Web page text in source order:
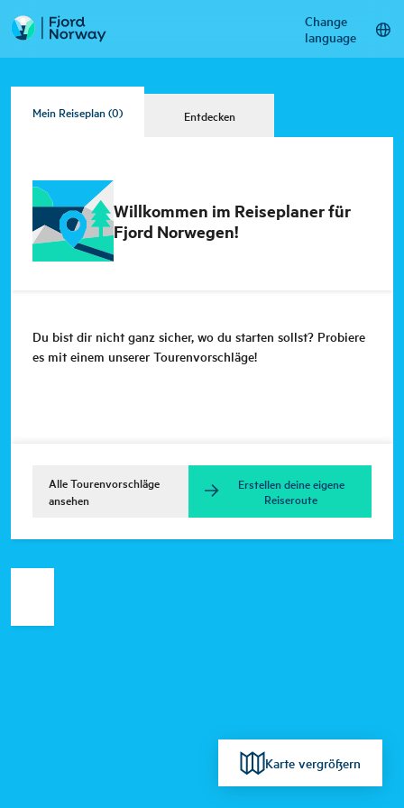
Change
language
Mein Reiseplan(0) Entdecken
Willkommen im Reiseplaner für
Fjord Norwegen!
Du bist dir nicht ganz sicher, wo du starten sollst? Probiere
es mit einem unserer Tourenvorschläge!
Alle Tourenvorschläge
ansehen
Erstellen deine eigene
Reiseroute
Karte vergrößern